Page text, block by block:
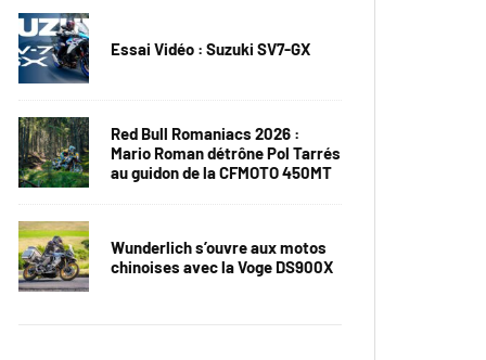
Essai Vidéo : Suzuki SV7-GX
Red Bull Romaniacs 2026 :
Mario Roman détrône Pol Tarrés
au guidon de la CFMOTO 450MT
Wunderlich s’ouvre aux motos
chinoises avec la Voge DS900X